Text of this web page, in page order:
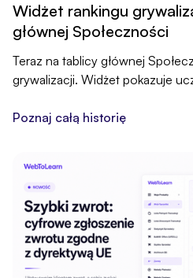
Widżet rankingu
głównej Społeczności
Teraz na tablicy głównej
grywalizacji. Widżet pokazuje
wyników.
Poznaj całą historię